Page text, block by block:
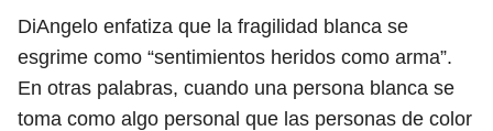
DiAngelo enfatiza que la fragilidad blanca se
esgrime como “sentimientos heridos como arma”.
En otras palabras, cuando una persona blanca se
toma como algo personal que las personas de color